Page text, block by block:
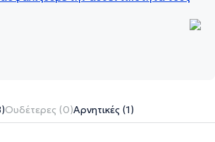
Ουδέτερες (0)Αρνητικές (1)